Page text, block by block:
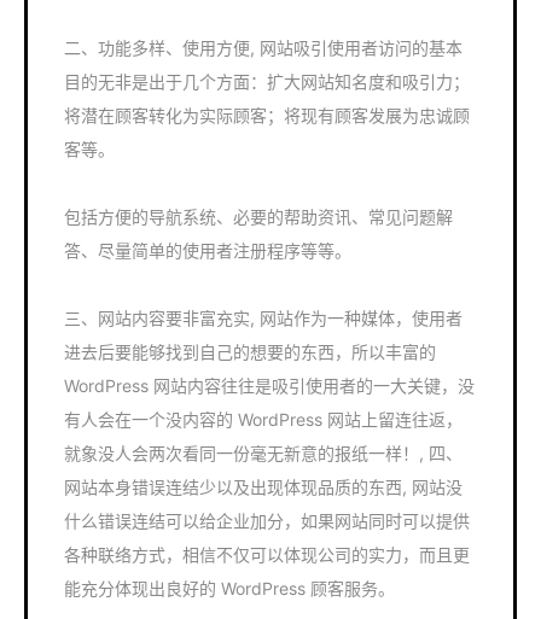
二、功能多样、使用方便, 网站吸引使用者访问的基本
目的无非是出于几个方面：扩大网站知名度和吸引力；
将潜在顾客转化为实际顾客；将现有顾客发展为忠诚顾
客等。
包括方便的导航系统、必要的帮助资讯、常见问题解
答、尽量简单的使用者注册程序等等。
三、网站内容要非富充实, 网站作为一种媒体，使用者
进去后要能够找到自己的想要的东西，所以丰富的
WordPress 网站内容往往是吸引使用者的一大关键，没
有人会在一个没内容的 WordPress 网站上留连往返，
就象没人会两次看同一份毫无新意的报纸一样！, 四、
网站本身错误连结少以及出现体现品质的东西, 网站没
什么错误连结可以给企业加分，如果网站同时可以提供
各种联络方式，相信不仅可以体现公司的实力，而且更
能充分体现出良好的 WordPress 顾客服务。